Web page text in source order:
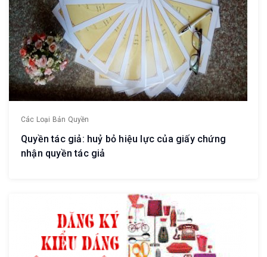
Các Loại Bản Quyền
Quyền tác giả: huỷ bỏ hiệu lực của giấy chứng
nhận quyền tác giả